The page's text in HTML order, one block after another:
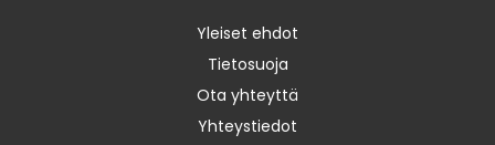
Yleiset ehdot
Tietosuoja
Ota yhteyttä
Yhteystiedot